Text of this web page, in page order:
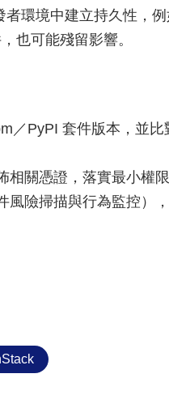
環境中建立持久性，
也可能殘留影響。
／PyPI 套件版本，並
相關憑證，落實最小權
風險掃描與行為監控）